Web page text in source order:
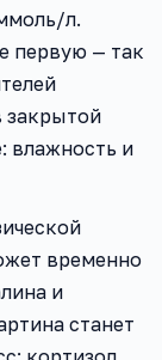
л.
первую — так
закрытой
влажность и
временно
и
станет